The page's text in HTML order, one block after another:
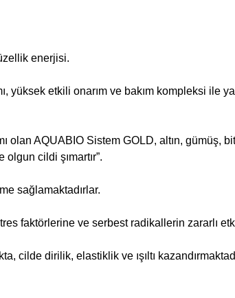
enerjisi.
yüksek etkili onarım ve bakım kompleksi ile
olan AQUABIO Sistem GOLD, altın, gümüş,
cildi şımartır”.
sağlamaktadırlar.
faktörlerine ve serbest radikallerin zararlı
cilde dirilik, elastiklik ve ışıltı